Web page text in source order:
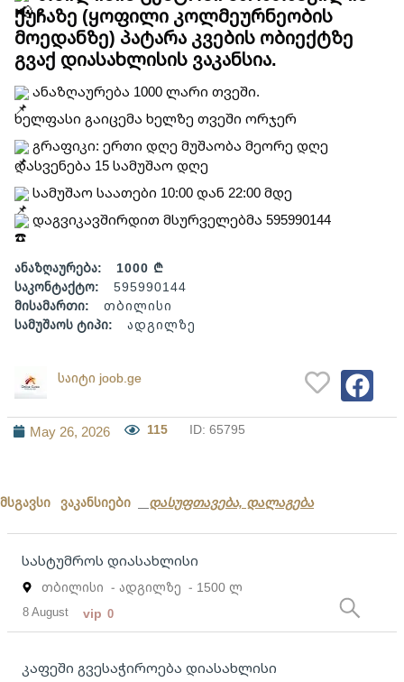
ქუჩაზე (ყოფილი კოლმეურნეობის
მოედანზე) პატარა კვების ობიექტზე
გვაქ დიასახლისის ვაკანსია.
ანაზღაურება 1000 ლარი თვეში.
ხელფასი გაიცემა ხელზე თვეში ორჯერ
გრაფიკი: ერთი დღე მუშაობა მეორე დღე
დასვენება 15 სამუშაო დღე
სამუშაო საათები 10:00 დან 22:00 მდე
დაგვიკავშირდით მსურველებმა 595990144
ანაზღაურება:
1000 ₾
საკონტაქტო:
595990144
მისამართი:
თბილისი
სამუშაოს ტიპი:
ადგილზე
საიტი joob.ge
May 26, 2026 115 ID: 65795
მსგავსი ვაკანსიები დასუფთავება, დალაგება
სასტუმროს დიასახლისი
თბილისი - ადგილზე - 1500 ლ
8 August vip 0
კაფეში გვესაჭიროება დიასახლისი